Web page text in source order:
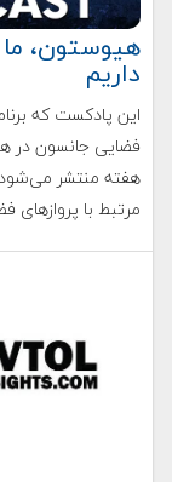
هیوستون،
داریم
این پادکست که
فضایی جانسون در
هفته منتشر
مرتبط با پروازهای